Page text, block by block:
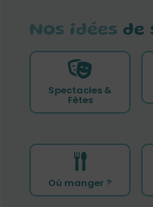
Nos idées de
Spectacles &
Fêtes
Où manger ?